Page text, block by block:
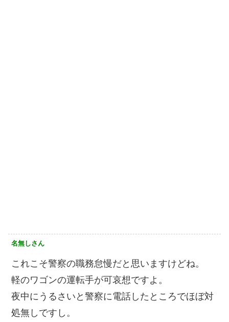
名無しさん
これこそ警察の職務怠慢だと思いますけどね。
軽のワゴンの運転手が可哀想ですよ。
夜中にうるさいと警察に電話したところでほぼ対
処無しですし。